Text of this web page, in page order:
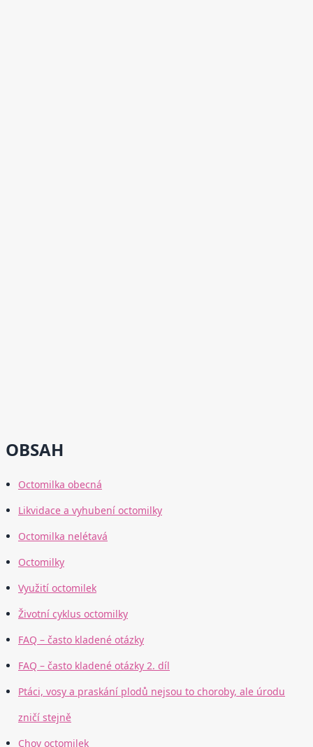
OBSAH
Octomilka obecná
Likvidace a vyhubení octomilky
Octomilka nelétavá
Octomilky
Využití octomilek
Životní cyklus octomilky
FAQ – často kladené otázky
FAQ – často kladené otázky 2. díl
Ptáci, vosy a praskání plodů nejsou to choroby, ale úrodu
zničí stejně
Chov octomilek